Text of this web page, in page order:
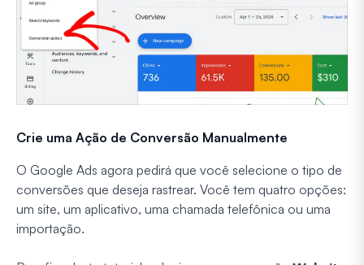
Crie uma Ação de Conversão Manualmente
O Google Ads agora pedirá que você selecione o tipo de
conversões que deseja rastrear. Você tem quatro opções:
um site, um aplicativo, uma chamada telefônica ou uma
importação.